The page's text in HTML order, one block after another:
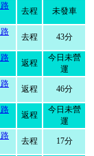
去程 未發車
去程 43分
返程
今日未營
運
返程 46分
返程
今日未營
運
去程 17分